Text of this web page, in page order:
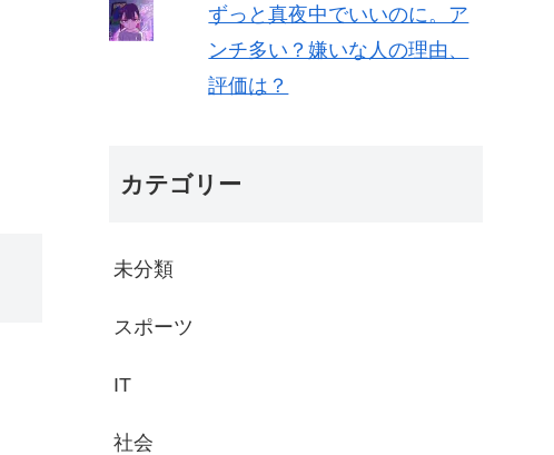
ずっと真夜中でいいのに。ア
ンチ多い？嫌いな人の理由、
評価は？
カテゴリー
未分類
スポーツ
IT
社会